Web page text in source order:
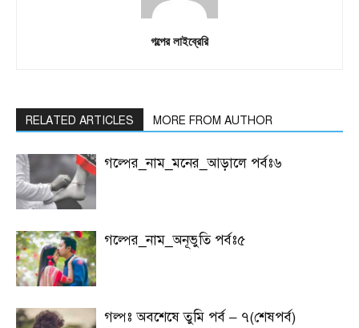
গল্পের লাইব্রেরি
RELATED ARTICLES MORE FROM AUTHOR
গল্পের_নাম_মনের_আড়ালে পর্বঃ৬
গল্পের_নাম_অনূভুতি পর্বঃ৫
গল্পঃ অবশেষে তুমি পর্ব – ৭(শেষপর্ব)